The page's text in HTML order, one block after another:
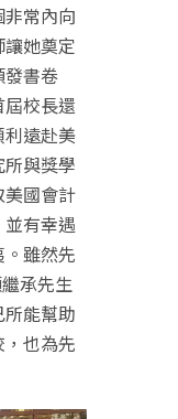
常內向
讓她奠定
發書卷
校長還
利遠赴美
所與獎學
美國會計
並有幸遇
。雖然先
承先生
所能幫助
也為先